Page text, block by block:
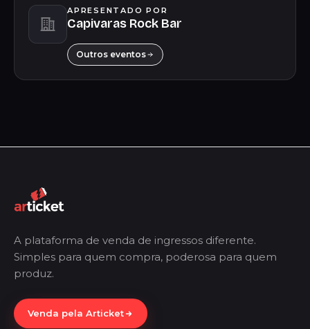
APRESENTADO POR
Capivaras Rock Bar
Outros eventos
A plataforma de venda de ingressos diferente.
Simples para quem compra, poderosa para quem
produz.
Venda pela Articket